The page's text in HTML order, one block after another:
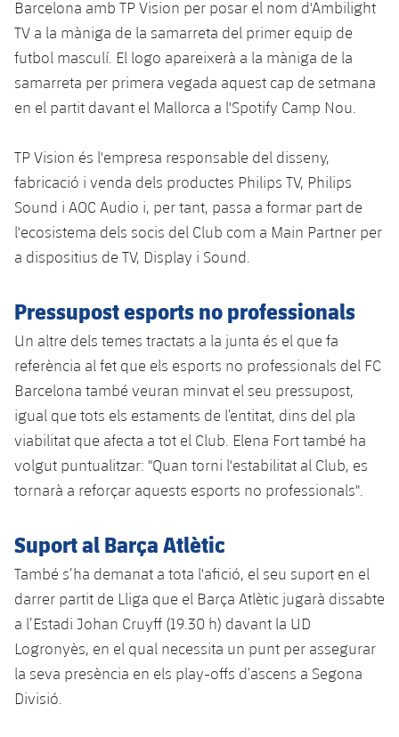
Barcelona amb TP Vision per posar el nom d'Ambilight
TV a la màniga de la samarreta del primer equip de
futbol masculí. El logo apareixerà a la màniga de la
samarreta per primera vegada aquest cap de setmana
en el partit davant el Mallorca a l'Spotify Camp Nou.
TP Vision és l'empresa responsable del disseny,
fabricació i venda dels productes Philips TV, Philips
Sound i AOC Audio i, per tant, passa a formar part de
l'ecosistema dels socis del Club com a Main Partner per
a dispositius de TV, Display i Sound.
Pressupost esports no professionals
Un altre dels temes tractats a la junta és el que fa
referència al fet que els esports no professionals del FC
Barcelona també veuran minvat el seu pressupost,
igual que tots els estaments de l’entitat, dins del pla
viabilitat que afecta a tot el Club. Elena Fort també ha
volgut puntualitzar: "Quan torni l'estabilitat al Club, es
tornarà a reforçar aquests esports no professionals".
Suport al Barça Atlètic
També s’ha demanat a tota l'afició, el seu suport en el
darrer partit de Lliga que el Barça Atlètic jugarà dissabte
a l’Estadi Johan Cruyff (19.30 h) davant la UD
Logronyès, en el qual necessita un punt per assegurar
la seva presència en els play-offs d’ascens a Segona
Divisió.